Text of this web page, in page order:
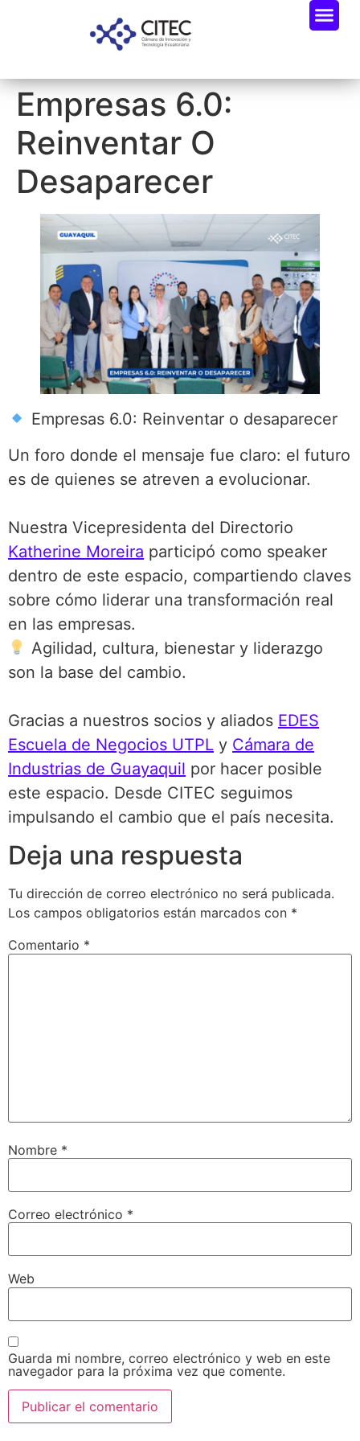
Empresas 6.0:
Reinventar O
Desaparecer
Empresas 6.0: Reinventar o desaparecer
Un foro donde el mensaje fue claro: el futuro
es de quienes se atreven a evolucionar.
Nuestra Vicepresidenta del Directorio
Katherine Moreira participó como speaker
dentro de este espacio, compartiendo claves
sobre cómo liderar una transformación real
en las empresas.
Agilidad, cultura, bienestar y liderazgo
son la base del cambio.
Gracias a nuestros socios y aliados EDES
Escuela de Negocios UTPL y Cámara de
Industrias de Guayaquil por hacer posible
este espacio. Desde CITEC seguimos
impulsando el cambio que el país necesita.
Deja una respuesta
Tu dirección de correo electrónico no será publicada.
Los campos obligatorios están marcados con *
Comentario *
Nombre *
Correo electrónico *
Web
Guarda mi nombre, correo electrónico y web en este
navegador para la próxima vez que comente.